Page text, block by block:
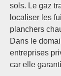
sols. Le gaz
localiser les
planchers
Dans le
entreprises
car elle